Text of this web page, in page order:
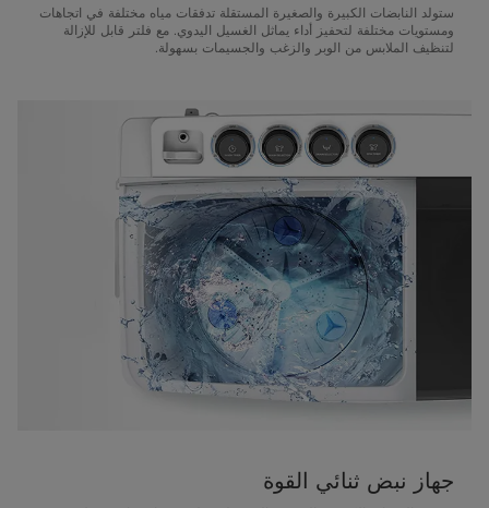
ستولد النابضات الكبيرة والصغيرة المستقلة تدفقات مياه مختلفة في اتجاهات
ومستويات مختلفة لتحفيز أداء يماثل الغسيل اليدوي. مع فلتر قابل للإزالة
لتنظيف الملابس من الوبر والزغب والجسيمات بسهولة.
جهاز نبض ثنائي القوة